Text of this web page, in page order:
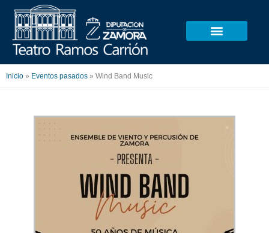
contenido
Inicio » Eventos pasados » Wind Band Music